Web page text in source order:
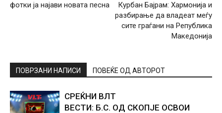
фотки ја најави новата песна
Курбан Бајрам: Хармонија и
разбирање да владеат меѓу
сите граѓани на Република
Македонија
ПОВРЗАНИ НАПИСИ ПОВЕЌЕ ОД АВТОРОТ
СРЕЌНИ ВЛТ
ВЕСТИ: Б.С. ОД СКОПЈЕ ОСВОИ